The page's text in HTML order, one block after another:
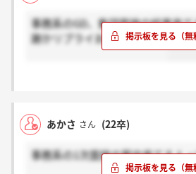
事務系のGD、集団面接の結果来
謝かリプライお願いします。
あかさ さん (22卒)
事務系の1次面接の案内来てる人